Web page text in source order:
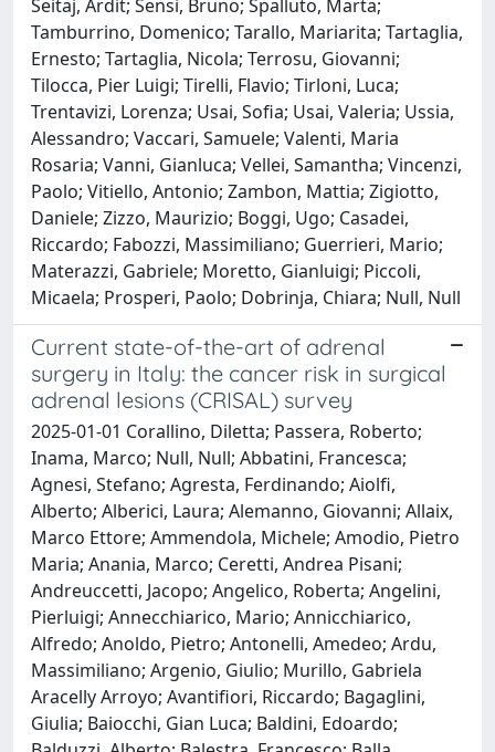
Seitaj, Ardit; Sensi, Bruno; Spalluto, Marta;
Tamburrino, Domenico; Tarallo, Mariarita; Tartaglia,
Ernesto; Tartaglia, Nicola; Terrosu, Giovanni;
Tilocca, Pier Luigi; Tirelli, Flavio; Tirloni, Luca;
Trentavizi, Lorenza; Usai, Sofia; Usai, Valeria; Ussia,
Alessandro; Vaccari, Samuele; Valenti, Maria
Rosaria; Vanni, Gianluca; Vellei, Samantha; Vincenzi,
Paolo; Vitiello, Antonio; Zambon, Mattia; Zigiotto,
Daniele; Zizzo, Maurizio; Boggi, Ugo; Casadei,
Riccardo; Fabozzi, Massimiliano; Guerrieri, Mario;
Materazzi, Gabriele; Moretto, Gianluigi; Piccoli,
Micaela; Prosperi, Paolo; Dobrinja, Chiara; Null, Null
Current state-of-the-art of adrenal
surgery in Italy: the cancer risk in surgical
adrenal lesions (CRISAL) survey
2025-01-01 Corallino, Diletta; Passera, Roberto;
Inama, Marco; Null, Null; Abbatini, Francesca;
Agnesi, Stefano; Agresta, Ferdinando; Aiolfi,
Alberto; Alberici, Laura; Alemanno, Giovanni; Allaix,
Marco Ettore; Ammendola, Michele; Amodio, Pietro
Maria; Anania, Marco; Ceretti, Andrea Pisani;
Andreuccetti, Jacopo; Angelico, Roberta; Angelini,
Pierluigi; Annecchiarico, Mario; Annicchiarico,
Alfredo; Anoldo, Pietro; Antonelli, Amedeo; Ardu,
Massimiliano; Argenio, Giulio; Murillo, Gabriela
Aracelly Arroyo; Avantifiori, Riccardo; Bagaglini,
Giulia; Baiocchi, Gian Luca; Baldini, Edoardo;